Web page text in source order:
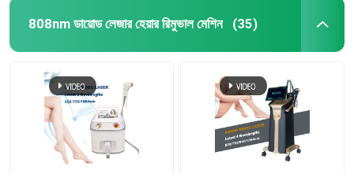
808nm ডায়োড লেজার হেয়ার রিমুভাল মেশিন (35)